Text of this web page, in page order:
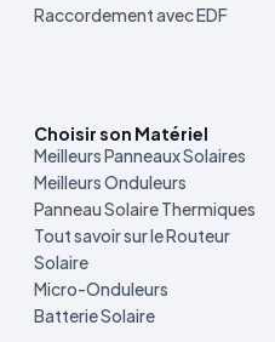
Raccordement avec EDF
Choisir son Matériel
Meilleurs Panneaux Solaires
Meilleurs Onduleurs
Panneau Solaire Thermiques
Tout savoir sur le Routeur
Solaire
Micro-Onduleurs
Batterie Solaire